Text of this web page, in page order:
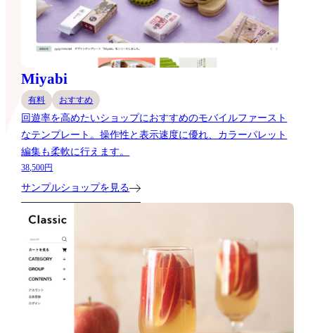
Miyabi
有料 おすすめ
回遊率を高めたいショップにおすすめのモバイルファースト
なテンプレート。操作性と表示速度に優れ、カラーパレット
編集も柔軟に行えます。
38,500円
サンプルショップを見る